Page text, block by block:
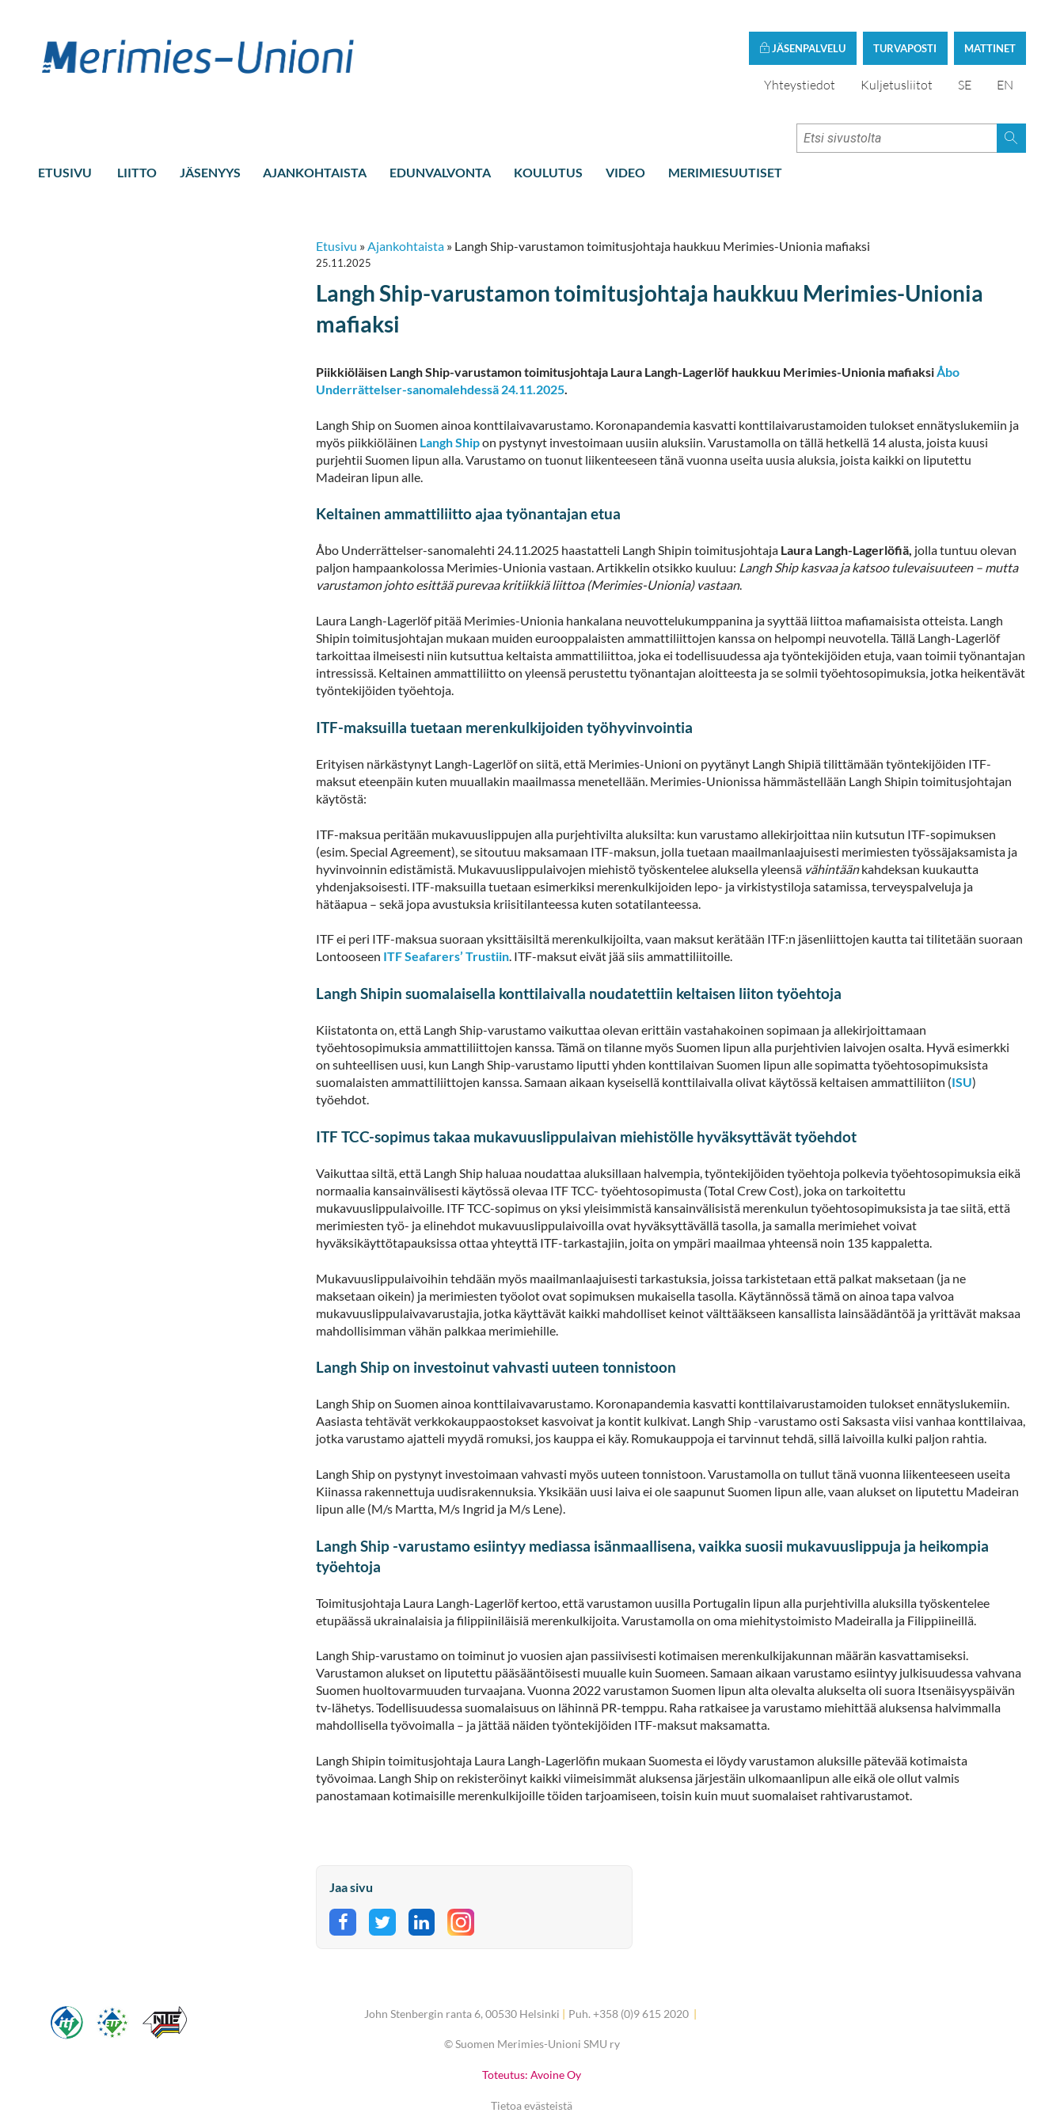
MATTINET
TURVAPOSTI
JÄSENPALVELU
Yhteystiedot Kuljetusliitot SE EN
ETUSIVU LIITTO JÄSENYYS AJANKOHTAISTA EDUNVALVONTA KOULUTUS VIDEO MERIMIESUUTISET
Etusivu »Ajankohtaista » Langh Ship-varustamon toimitusjohtaja haukkuu Merimies-Unionia mafiaksi
25.11.2025
Langh Ship-varustamon toimitusjohtaja haukkuu Merimies-Unionia
mafiaksi
Piikkiöläisen Langh Ship-varustamon toimitusjohtaja Laura Langh-Lagerlöf haukkuu Merimies-Unionia mafiaksiÅbo
Underrättelser-sanomalehdessä 24.11.2025.
Langh Ship on Suomen ainoa konttilaivavarustamo. Koronapandemia kasvatti konttilaivarustamoiden tulokset ennätyslukemiin ja
myös piikkiöläinen Langh Shipon pystynyt investoimaan uusiin aluksiin. Varustamolla on tällä hetkellä 14 alusta, joista kuusi
purjehtii Suomen lipun alla. Varustamo on tuonut liikenteeseen tänä vuonna useita uusia aluksia, joista kaikki on liputettu
Madeiran lipun alle.
Keltainen ammattiliitto ajaa työnantajan etua
Åbo Underrättelser-sanomalehti 24.11.2025 haastatteli Langh Shipin toimitusjohtaja Laura Langh-Lagerlöfiä, jolla tuntuu olevan
paljon hampaankolossa Merimies-Unionia vastaan. Artikkelin otsikko kuuluu: Langh Ship kasvaa ja katsoo tulevaisuuteen – mutta
varustamon johto esittää purevaa kritiikkiä liittoa (Merimies-Unionia) vastaan.
Laura Langh-Lagerlöf pitää Merimies-Unionia hankalana neuvottelukumppanina ja syyttää liittoa mafiamaisista otteista. Langh
Shipin toimitusjohtajan mukaan muiden eurooppalaisten ammattiliittojen kanssa on helpompi neuvotella. Tällä Langh-Lagerlöf
tarkoittaa ilmeisesti niin kutsuttua keltaista ammattiliittoa, joka ei todellisuudessa aja työntekijöiden etuja, vaan toimii työnantajan
intressissä. Keltainen ammattiliitto on yleensä perustettu työnantajan aloitteesta ja se solmii työehtosopimuksia, jotka heikentävät
työntekijöiden työehtoja.
ITF-maksuilla tuetaan merenkulkijoiden työhyvinvointia
Erityisen närkästynyt Langh-Lagerlöf on siitä, että Merimies-Unioni on pyytänyt Langh Shipiä tilittämään työntekijöiden ITF-
maksut eteenpäin kuten muuallakin maailmassa menetellään. Merimies-Unionissa hämmästellään Langh Shipin toimitusjohtajan
käytöstä:
ITF-maksua peritään mukavuuslippujen alla purjehtivilta aluksilta: kun varustamo allekirjoittaa niin kutsutun ITF-sopimuksen
(esim. Special Agreement), se sitoutuu maksamaan ITF-maksun, jolla tuetaan maailmanlaajuisesti merimiesten työssäjaksamista ja
hyvinvoinnin edistämistä. Mukavuuslippulaivojen miehistö työskentelee aluksella yleensä vähintäänkahdeksan kuukautta
yhdenjaksoisesti. ITF-maksuilla tuetaan esimerkiksi merenkulkijoiden lepo- ja virkistystiloja satamissa, terveyspalveluja ja
hätäapua – sekä jopa avustuksia kriisitilanteessa kuten sotatilanteessa.
ITF ei peri ITF-maksua suoraan yksittäisiltä merenkulkijoilta, vaan maksut kerätään ITF:n jäsenliittojen kautta tai tilitetään suoraan
Lontooseen ITF Seafarers’ Trustiin. ITF-maksut eivät jää siis ammattiliitoille.
Langh Shipin suomalaisella konttilaivalla noudatettiin keltaisen liiton työehtoja
Kiistatonta on, että Langh Ship-varustamo vaikuttaa olevan erittäin vastahakoinen sopimaan ja allekirjoittamaan
työehtosopimuksia ammattiliittojen kanssa. Tämä on tilanne myös Suomen lipun alla purjehtivien laivojen osalta. Hyvä esimerkki
on suhteellisen uusi, kun Langh Ship-varustamo liputti yhden konttilaivan Suomen lipun alle sopimatta työehtosopimuksista
suomalaisten ammattiliittojen kanssa. Samaan aikaan kyseisellä konttilaivalla olivat käytössä keltaisen ammattiliiton (ISU)
työehdot.
ITF TCC-sopimus takaa mukavuuslippulaivan miehistölle hyväksyttävät työehdot
Vaikuttaa siltä, että Langh Ship haluaa noudattaa aluksillaan halvempia, työntekijöiden työehtoja polkevia työehtosopimuksia eikä
normaalia kansainvälisesti käytössä olevaa ITF TCC- työehtosopimusta (Total Crew Cost), joka on tarkoitettu
mukavuuslippulaivoille. ITF TCC-sopimus on yksi yleisimmistä kansainvälisistä merenkulun työehtosopimuksista ja tae siitä, että
merimiesten työ- ja elinehdot mukavuuslippulaivoilla ovat hyväksyttävällä tasolla, ja samalla merimiehet voivat
hyväksikäyttötapauksissa ottaa yhteyttä ITF-tarkastajiin, joita on ympäri maailmaa yhteensä noin 135 kappaletta.
Mukavuuslippulaivoihin tehdään myös maailmanlaajuisesti tarkastuksia, joissa tarkistetaan että palkat maksetaan (ja ne
maksetaan oikein) ja merimiesten työolot ovat sopimuksen mukaisella tasolla. Käytännössä tämä on ainoa tapa valvoa
mukavuuslippulaivavarustajia, jotka käyttävät kaikki mahdolliset keinot välttääkseen kansallista lainsäädäntöä ja yrittävät maksaa
mahdollisimman vähän palkkaa merimiehille.
Langh Ship on investoinut vahvasti uuteen tonnistoon
Langh Ship on Suomen ainoa konttilaivavarustamo. Koronapandemia kasvatti konttilaivarustamoiden tulokset ennätyslukemiin.
Aasiasta tehtävät verkkokauppaostokset kasvoivat ja kontit kulkivat. Langh Ship -varustamo osti Saksasta viisi vanhaa konttilaivaa,
jotka varustamo ajatteli myydä romuksi, jos kauppa ei käy. Romukauppoja ei tarvinnut tehdä, sillä laivoilla kulki paljon rahtia.
Langh Ship on pystynyt investoimaan vahvasti myös uuteen tonnistoon. Varustamolla on tullut tänä vuonna liikenteeseen useita
Kiinassa rakennettuja uudisrakennuksia. Yksikään uusi laiva ei ole saapunut Suomen lipun alle, vaan alukset on liputettu Madeiran
lipun alle (M/s Martta, M/s Ingrid ja M/s Lene).
Langh Ship -varustamo esiintyy mediassa isänmaallisena, vaikka suosii mukavuuslippuja ja heikompia
työehtoja
Toimitusjohtaja Laura Langh-Lagerlöf kertoo, että varustamon uusilla Portugalin lipun alla purjehtivilla aluksilla työskentelee
etupäässä ukrainalaisia ja filippiiniläisiä merenkulkijoita. Varustamolla on oma miehitystoimisto Madeiralla ja Filippiineillä.
Langh Ship-varustamo on toiminut jo vuosien ajan passiivisesti kotimaisen merenkulkijakunnan määrän kasvattamiseksi.
Varustamon alukset on liputettu pääsääntöisesti muualle kuin Suomeen. Samaan aikaan varustamo esiintyy julkisuudessa vahvana
Suomen huoltovarmuuden turvaajana. Vuonna 2022 varustamon Suomen lipun alta olevalta alukselta oli suora Itsenäisyyspäivän
tv-lähetys. Todellisuudessa suomalaisuus on lähinnä PR-temppu. Raha ratkaisee ja varustamo miehittää aluksensa halvimmalla
mahdollisella työvoimalla – ja jättää näiden työntekijöiden ITF-maksut maksamatta.
Langh Shipin toimitusjohtaja Laura Langh-Lagerlöfin mukaan Suomesta ei löydy varustamon aluksille pätevää kotimaista
työvoimaa. Langh Ship on rekisteröinyt kaikki viimeisimmät aluksensa järjestäin ulkomaanlipun alle eikä ole ollut valmis
panostamaan kotimaisille merenkulkijoille töiden tarjoamiseen, toisin kuin muut suomalaiset rahtivarustamot.
Jaa sivu
Jaa Facebookissa
Jaa Twitterissä
Jaa LinkedInissä
John Stenbergin ranta 6, 00530 Helsinki | Puh. +358 (0)9 615 2020 |
©Suomen Merimies-Unioni SMU ry
Toteutus: Avoine Oy
Tietoa evästeistä